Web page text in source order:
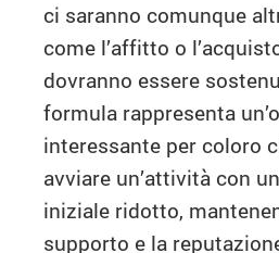
ci saranno comunque
come l’affitto o
dovranno essere
formula rappresenta
interessante per coloro
avviare un’attività con
iniziale ridotto,
supporto e la